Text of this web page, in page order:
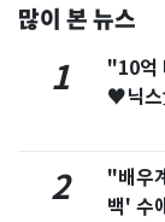
많이 본 뉴스
1
"10억
♥닉스
2
"배우
백' 수